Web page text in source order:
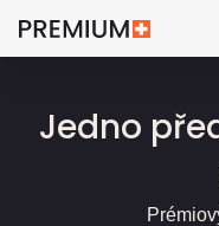
Jedno